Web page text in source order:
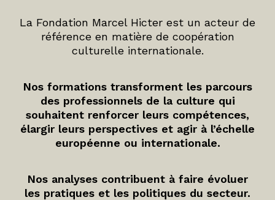
La Fondation Marcel Hicter est un acteur de
référence en matière de coopération
culturelle internationale.
Nos formations transforment les parcours
des professionnels de la culture qui
souhaitent renforcer leurs compétences,
élargir leurs perspectives et agir à l’échelle
européenne ou internationale.
Nos analyses contribuent à faire évoluer
les pratiques et les politiques du secteur.